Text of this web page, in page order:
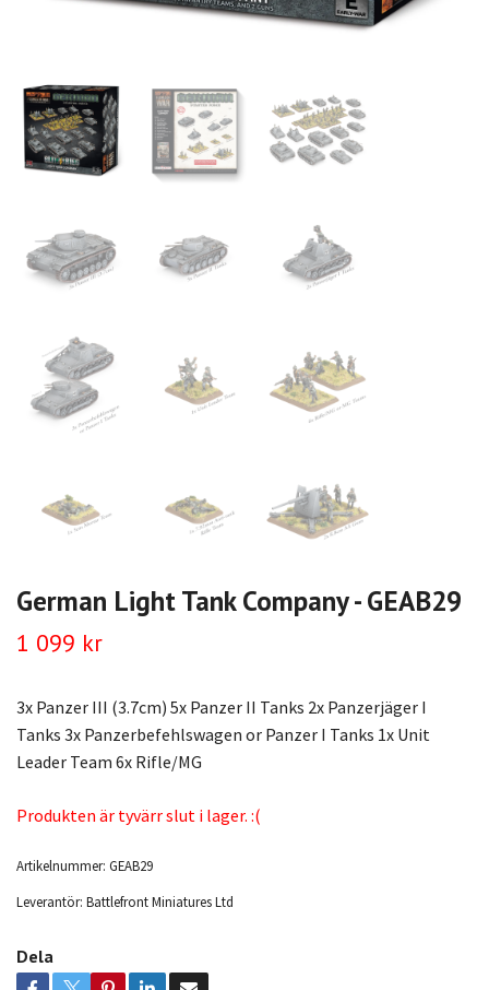
German Light Tank Company - GEAB29
1 099 kr
3x Panzer III (3.7cm) 5x Panzer II Tanks 2x Panzerjäger I
Tanks 3x Panzerbefehlswagen or Panzer I Tanks 1x Unit
Leader Team 6x Rifle/MG
Produkten är tyvärr slut i lager. :(
Artikelnummer: GEAB29
Leverantör: Battlefront Miniatures Ltd
Dela